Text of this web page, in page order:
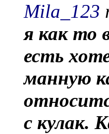
Mila_123
я как то
есть
манную
с кулак.